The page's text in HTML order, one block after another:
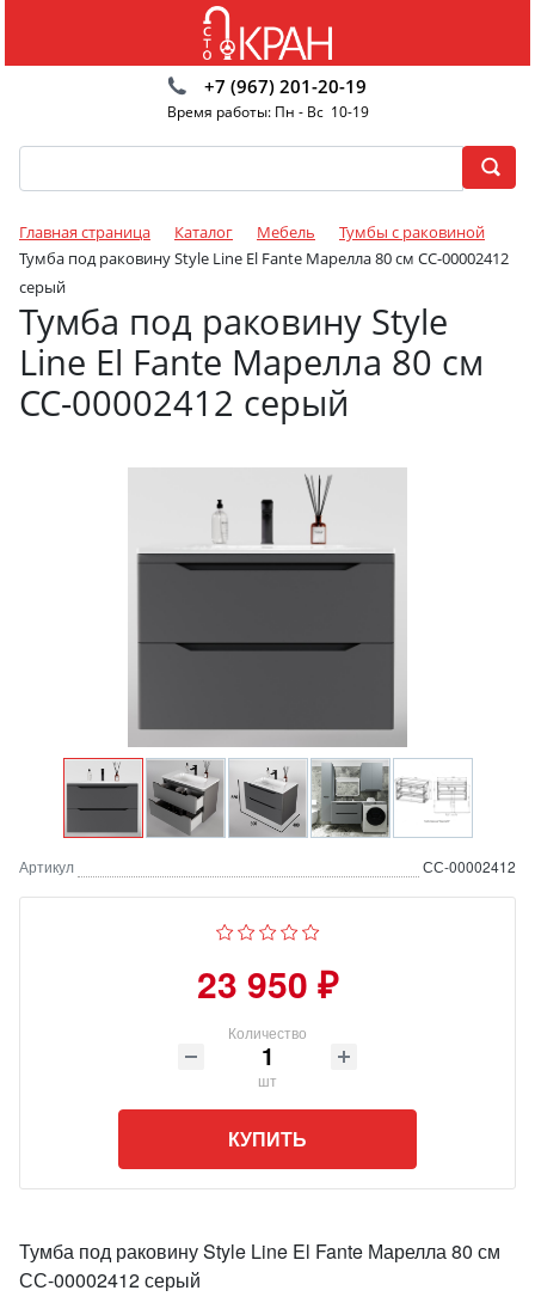
+7 (967) 201-20-19
Время работы: Пн - Вс 10-19
Главная страница Каталог Мебель
Тумбы с раковиной
Тумба под раковину Style Line El Fante Марелла 80 см СС-00002412
серый
Тумба под раковину Style
Line El Fante Марелла 80 см
СС-00002412 серый
Артикул СС-00002412
23 950 ₽
Количество
шт
КУПИТЬ
Тумба под раковину Style Line El Fante Марелла 80 см
СС-00002412 серый